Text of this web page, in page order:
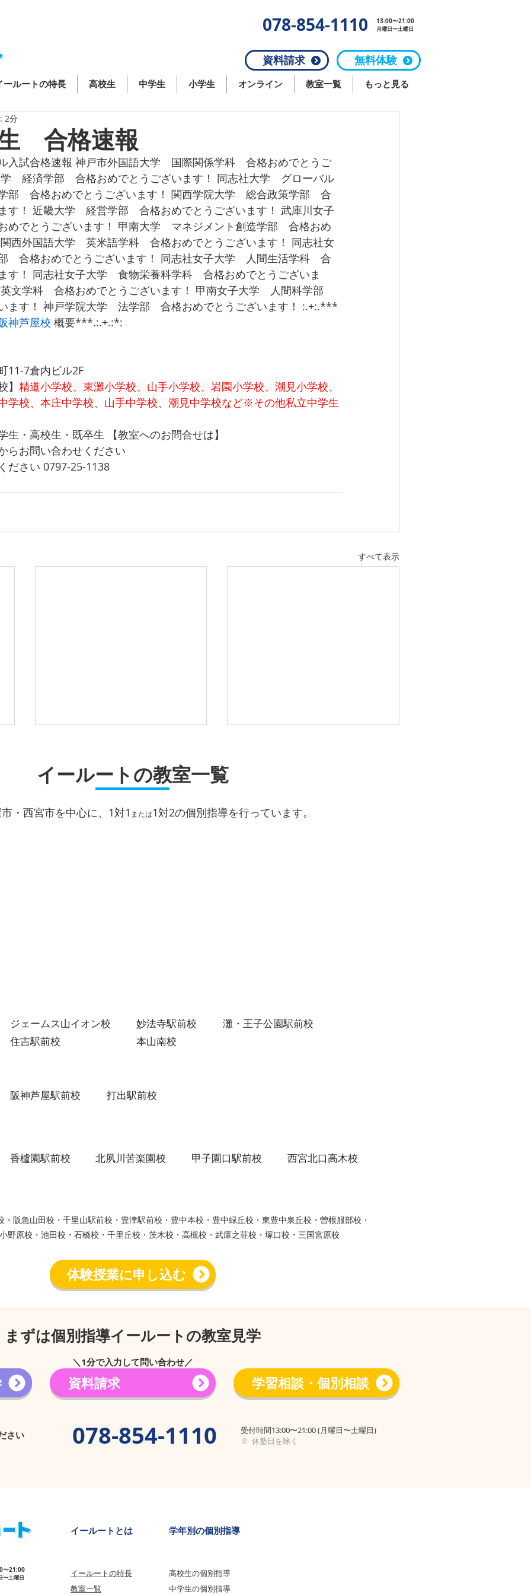
078-854-1110 13:00〜21:00
月曜日〜土曜日
資料請求 無料体験
ールートの特長 高校生 中学生 小学生 オンライン 教室一覧 もっと見る
合格速報
2分
入試合格速報 神戸市外国語大学　国際関係学科　合格おめでとうご
　経済学部　合格おめでとうございます！ 同志社大学　グローバル
部　合格おめでとうございます！ 関西学院大学　総合政策学部　合
す！ 近畿大学　経営学部　合格おめでとうございます！ 武庫川女子
めでとうございます！ 甲南大学　マネジメント創造学部　合格おめ
西外国語大学　英米語学科　合格おめでとうございます！ 同志社女
　合格おめでとうございます！ 同志社女子大学　人間生活学科　合
す！ 同志社女子大学　食物栄養科学科　合格おめでとうございま
文学科　合格おめでとうございます！ 甲南女子大学　人間科学部
ます！ 神戸学院大学　法学部　合格おめでとうございます！ :.+:.***
神芦屋校 概要***.:.+.:*:
11-7倉内ビル2F
精道小学校、東灘小学校、山手小学校、岩園小学校、潮見小学校、
学校、本庄中学校、山手中学校、潮見中学校など※その他私立中学生
生・高校生・既卒生 【教室へのお問合せは】
らお問い合わせください
さい 0797-25-1138
すべて表示
イールートの教室一覧
・西宮市を中心に、1対1 または1対2の個別指導を行っています。
ジェームス山イオン校
住吉駅前校
妙法寺駅前校
本山南校
灘・王子公園駅前校
阪神芦屋駅前校 打出駅前校
香櫨園駅前校 北夙川苦楽園校 甲子園口駅前校 西宮北口高木校
・阪急山田校・千里山駅前校・豊津駅前校・豊中本校・豊中緑丘校・東豊中泉丘校・曽根服部校・
野原校・池田校・石橋校・千里丘校・茨木校・高槻校・武庫之荘校・塚口校・三国宮原校
体験授業に申し込む
まずは個別指導イールートの教室見学
＼1分で入力して問い合わせ／
資料請求 学習相談・個別相談
さい 078-854-1110
受付時間13:00〜21:00 (月曜日〜土曜日)
※ 休塾日を除く
〜21:00
〜土曜日
​イールートとは 学年別の個別指導
イールートの特長
教室一覧
高校生の個別指導
中学生の個別指導